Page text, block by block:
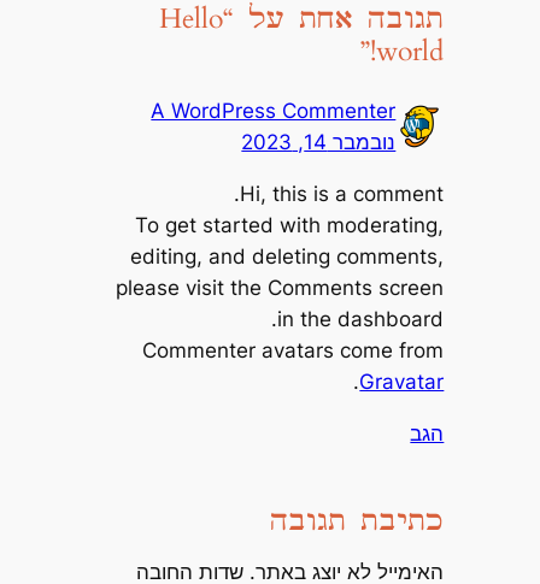
תגובה אחת על “Hello
world!”
A WordPress Commenter
נובמבר 14, 2023
Hi, this is a comment.
To get started with moderating,
editing, and deleting comments,
please visit the Comments screen
in the dashboard.
Commenter avatars come from
Gravatar
.
הגב
כתיבת תגובה
האימייל לא יוצג באתר. שדות החובה